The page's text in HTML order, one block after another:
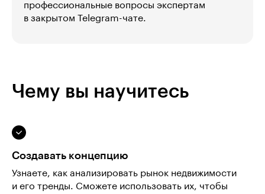
профессиональные вопросы экспертам
в закрытом Telegram-чате.
Чему вы научитесь
Создавать концепцию
Узнаете, как анализировать рынок недвижимости
и его тренды. Сможете использовать их, чтобы